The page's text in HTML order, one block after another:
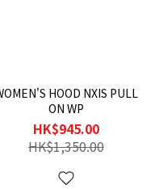
HOOD NXIS PULL
ON WP
HK$945.00
HK$1,350.00